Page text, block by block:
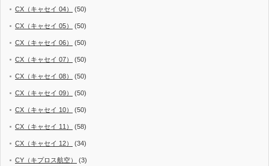
CX（キャセイ 04） (50)
CX（キャセイ 05） (50)
CX（キャセイ 06） (50)
CX（キャセイ 07） (50)
CX（キャセイ 08） (50)
CX（キャセイ 09） (50)
CX（キャセイ 10） (50)
CX（キャセイ 11） (58)
CX（キャセイ 12） (34)
CY（キプロス航空） (3)